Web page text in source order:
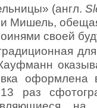
(англ.
Мишель,
своей
раз